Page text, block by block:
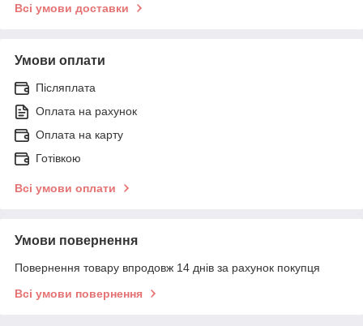
Всі умови доставки
Умови оплати
Післяплата
Оплата на рахунок
Оплата на карту
Готівкою
Всі умови оплати
Умови повернення
Повернення товару впродовж 14 днів за рахунок покупця
Всі умови повернення